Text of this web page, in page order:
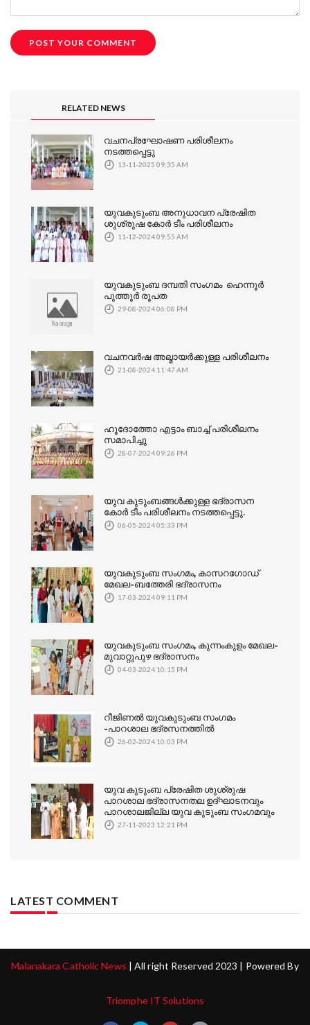
RELATED NEWS
വചനപ്രഘോഷണ പരിശീലനം
നടത്തപ്പെട്ടു
13-11-2025 09:35 AM
യുവകുടുംബ അനുധാവന പ്രേഷിത
ശുശ്രുഷ കോർ ടീം പരിശീലനം
11-12-2024 09:55 AM
യുവകുടുംബ ദമ്പതി സംഗമം ഹെന്നൂർ
പുത്തൂർ രൂപത
29-08-2024 06:08 PM
വചനവർഷ അല്മായർക്കുള്ള പരിശീലനം
21-08-2024 11:47 AM
ഹൂദോത്തോ എട്ടാം ബാച്ച് പരിശീലനം
സമാപിച്ചു
28-07-2024 09:26 PM
യുവ കുടുംബങ്ങൾക്കുള്ള ഭദ്രാസന
കോർ ടീം പരിശീലനം നടത്തപ്പെട്ടു.
06-05-2024 05:33 PM
യുവകുടുംബ സംഗമം, കാസറഗോഡ്
മേഖല-ബത്തേരി ഭദ്രാസനം
17-03-2024 09:11 PM
യുവകുടുംബ സംഗമം, കുന്നംകുളം മേഖല-
മുവാറ്റുപുഴ ഭദ്രാസനം
04-03-2024 10:15 PM
റീജിണൽ യുവകുടുംബ സംഗമം
-പാറശാല ഭദ്രസനത്തിൽ
26-02-2024 10:03 PM
യുവ കുടുംബ പ്രേഷിത ശുശ്രുഷ
പാറശാല ഭദ്രാസനതല ഉദ്ഘാടനവും
പാറശാലജില്ല യുവ കുടുംബ സംഗമവും
27-11-2023 12:21 PM
LATEST COMMENT
Malanakara Catholic News | All right Reserved 2023 | Powered By
Triomphe IT Solutions